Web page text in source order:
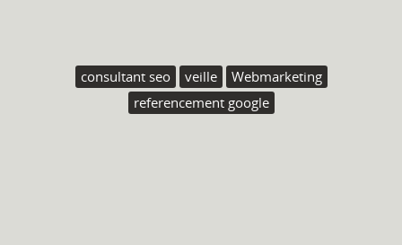
consultant seo veille
Webmarketing
referencement google